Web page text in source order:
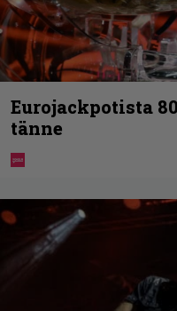
Eurojackpotista
tänne